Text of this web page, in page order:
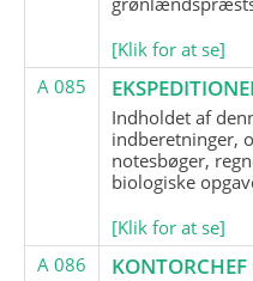
[Klik for at se]
A 085
Indholdet af
indberetninger,
notesbøger,
biologiske
[Klik for at se]
A 086